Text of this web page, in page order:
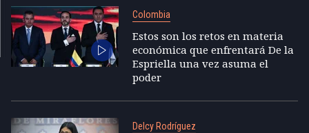
Colombia
Estos son los retos en materia
económica que enfrentará De la
Espriella una vez asuma el
poder
Delcy Rodríguez